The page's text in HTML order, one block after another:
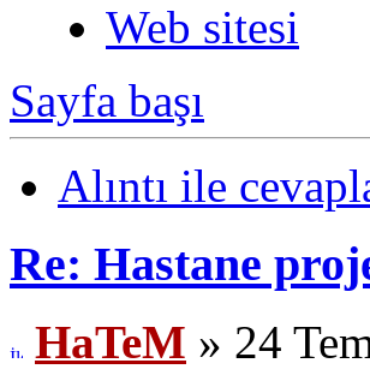
Web sitesi
Sayfa başı
Alıntı ile
Re: Hastane
HaTeM » 24